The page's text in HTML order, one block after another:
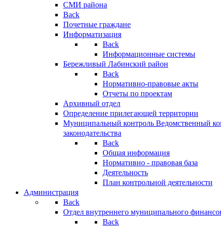
СМИ района
Back
Почетные граждане
Информатизация
Back
Информационные системы
Бережливый Лабинский район
Back
Нормативно-правовые акты
Отчеты по проектам
Архивный отдел
Определение прилегающей территории
Муниципальный контроль Ведомственный
законодательства
Back
Общая информация
Нормативно - правовая база
Деятельность
План контрольной деятельности
Администрация
Back
Отдел внутреннего муниципального
Back